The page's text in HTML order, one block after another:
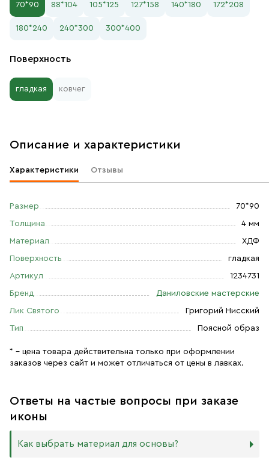
70*90 88*104 105*125 127*158 140*180 172*208
180*240 240*300 300*400
Поверхность
гладкая ковчег
Описание и характеристики
Характеристики Отзывы
Размер 70*90
Толщина 4 мм
Материал ХДФ
Поверхность гладкая
Артикул 1234731
Бренд Даниловские мастерские
Лик Святого Григорий Нисский
Тип Поясной образ
* – цена товара действительна только при оформлении
заказов через сайт и может отличаться от цены в лавках.
Ответы на частые вопросы при заказе
иконы
Как выбрать материал для основы?